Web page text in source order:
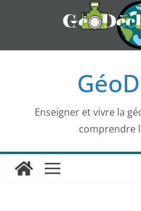
Enseigner et vivre la
comprendre